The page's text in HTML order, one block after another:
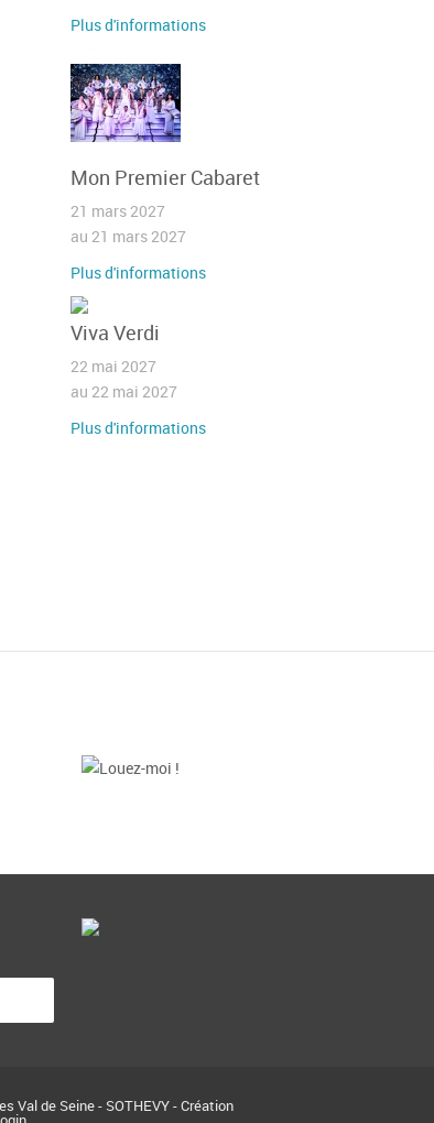
Plus d'informations
Mon Premier Cabaret
21 mars 2027
au 21 mars 2027
Plus d'informations
Viva Verdi
22 mai 2027
au 22 mai 2027
Plus d'informations
518 places
Val de Seine - SOTHEVY - Création